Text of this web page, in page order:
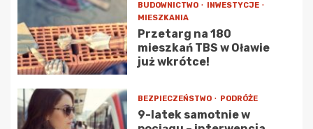
BUDOWNICTWO
INWESTYCJE
MIESZKANIA
Przetarg na 180
mieszkań TBS w Oławie
już wkrótce!
BEZPIECZEŃSTWO PODRÓŻE
9-latek samotnie w